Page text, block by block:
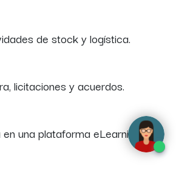
de stock y logística.
licitaciones y acuerdos.
una plataforma eLearning